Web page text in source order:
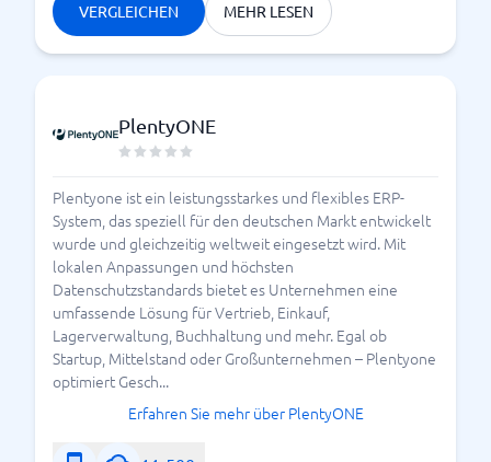
VERGLEICHEN MEHR LESEN
PlentyONE
Plentyone ist ein leistungsstarkes und flexibles ERP-
System, das speziell für den deutschen Markt entwickelt
wurde und gleichzeitig weltweit eingesetzt wird. Mit
lokalen Anpassungen und höchsten
Datenschutzstandards bietet es Unternehmen eine
umfassende Lösung für Vertrieb, Einkauf,
Lagerverwaltung, Buchhaltung und mehr. Egal ob
Startup, Mittelstand oder Großunternehmen – Plentyone
optimiert Gesch...
Erfahren Sie mehr über PlentyONE